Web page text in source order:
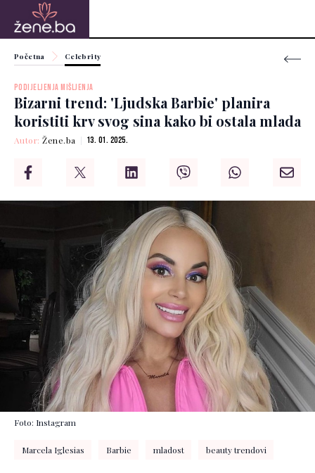
Početna Celebrity
PODIJELJENJA MIŠLJENJA
Bizarni trend: 'Ljudska Barbie' planira
koristiti krv svog sina kako bi ostala mlada
Autor:Žene.ba 13. 01. 2025.
Foto: Instagram
Marcela Iglesias Barbie mladost beauty trendovi